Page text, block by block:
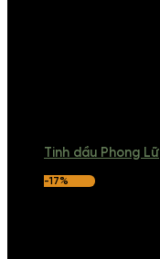
Tinh dầu Phong Lữ
-17%